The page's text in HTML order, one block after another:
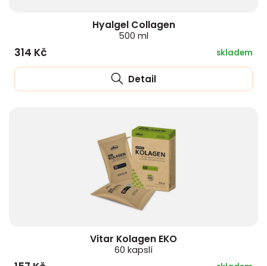
Hyalgel Collagen
500 ml
314 Kč skladem
Detail
Vitar Kolagen EKO
60 kapslí